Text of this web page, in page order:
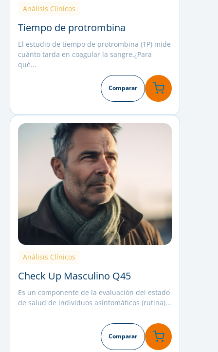
Análisis Clínicos
Tiempo de protrombina
El estudio de tiempo de protrombina (TP) mide
cuánto tarda en coagular la sangre.¿Para
qué...
Comparar
Análisis Clínicos
Check Up Masculino Q45
Es un componente de la evaluación del estado
de salud de individuos asintomáticos (rutina)...
Comparar